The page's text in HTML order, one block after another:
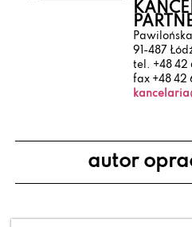
91-487
tel. +48 42
fax +48 42
autor